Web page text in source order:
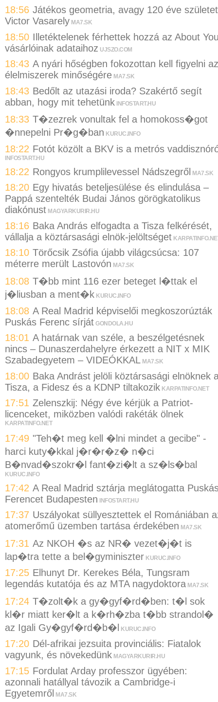
18:56 Játékos geometria, avagy 120 éve
Victor Vasarely MA7.SK
18:50 Illetéktelenek férhettek hozzá az About
vásárlóinak adataihoz UJSZO.COM
18:43 A nyári hőségben fokozottan kell figyelni az
élelmiszerek minőségére MA7.SK
18:43 Bedőlt az utazási iroda? Szakértő segít
abban, hogy mit tehetünk INFOSTART.HU
18:33 T�zezrek vonultak fel a homokoss�got
�nnepelni Pr�g�ban KURUC.INFO
18:22 Fotót közölt a BKV is a metrós
INFOSTART.HU
18:22 Rongyos krumplilevessel Nádszegről MA7.SK
18:20 Egy hivatás beteljesülése és elindulása –
Pappá szentelték Budai János görögkatolikus
diakónust MAGYARKURIR.HU
18:16 Baka András elfogadta a Tisza felkérését,
vállalja a köztársasági elnök-jelöltséget
18:10 Törőcsik Zsófia újabb világcsúcsa: 107
méterre merült Lastovón MA7.SK
18:08 T�bb mint 116 ezer beteget l�ttak el
j�liusban a ment�k KURUC.INFO
18:08 A Real Madrid képviselői megkoszorúzták
Puskás Ferenc sírját GONDOLA.HU
18:01 A határnak van széle, a beszélgetésnek
nincs – Dunaszerdahelyre érkezett a NIT x MIK
Szabadegyetem – VIDEÓKKAL MA7.SK
18:00 Baka Andrást jelöli köztársasági elnöknek
Tisza, a Fidesz és a KDNP tiltakozik KARPATINFO.NET
17:51 Zelenszkij: Négy éve kérjük a Patriot-
licenceket, miközben valódi rakéták ölnek
KARPATINFO.NET
17:49 "Teh�t meg kell �lni mindet a gecibe" -
harci kuty�kkal j�r�r�z� n�ci
B�nvad�szokr�l fant�zi�lt a sz�ls�bal
KURUC.INFO
17:42 A Real Madrid sztárja meglátogatta
Ferencet Budapesten INFOSTART.HU
17:37 Uszályokat süllyesztettek el Romániában
atomerőmű üzemben tartása érdekében MA7.SK
17:31 Az NKOH �s az NR� vezet�j�t is
lap�tra tette a bel�gyminiszter KURUC.INFO
17:25 Elhunyt Dr. Kerekes Béla, Tungsram
legendás kutatója és az MTA nagydoktora MA7.SK
17:24 T�zolt�k a gy�gyf�rd�ben: t�l sok
kl�r miatt ker�lt a k�rh�zba t�bb strandol�
az Igali Gy�gyf�rd�b�l
KURUC.INFO
17:20 Dél-afrikai jezsuita provinciális: Fiatalok
vagyunk, és növekedünk MAGYARKURIR.HU
17:15 Fordulat Arday professzor ügyében:
azonnali hatállyal távozik a Cambridge-i
Egyetemről
MA7.SK